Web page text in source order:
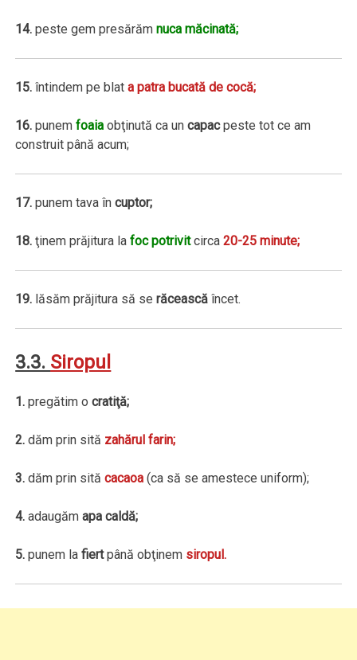
14. peste gem presărămnuca măcinată;
15. întindem pe blata patra bucată de cocă;
16. punemfoaia obţinută ca uncapacpeste tot ce am
construit până acum;
17. punem tava încuptor;
18. ţinem prăjitura lafoc potrivitcirca20-25 minute;
19. lăsăm prăjitura să serăcească încet.
3.3. Siropul
1. pregătim ocratiţă;
2. dăm prin sită zahărul farin;
3. dăm prin sităcacaoa (ca să se amestece uniform);
4. adaugămapa caldă;
5. punem lafiertpână obţinem siropul.